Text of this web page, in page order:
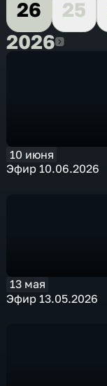
26
25
20262026
10 июня
Эфир 10.06.2026
13 мая
Эфир 13.05.2026